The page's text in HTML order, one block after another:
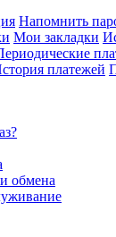
Напомнить
Мои закладки
платежей
обмена